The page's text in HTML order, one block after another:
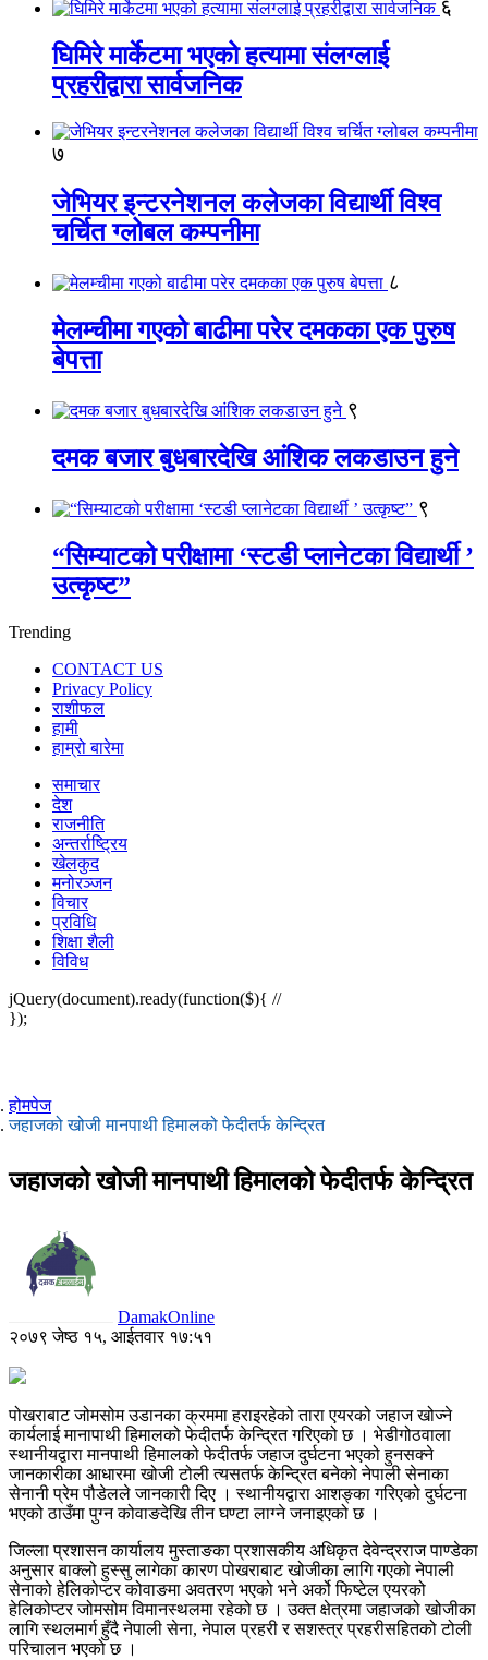
६
घिमिरे मार्केटमा भएको हत्यामा संलग्लाई
प्रहरीद्वारा सार्वजनिक
७
जेभियर इन्टरनेशनल कलेजका विद्यार्थी विश्व
चर्चित ग्लोबल कम्पनीमा
८
मेलम्चीमा गएको बाढीमा परेर दमकका एक पुरुष
बेपत्ता
९
दमक बजार बुधबारदेखि आंशिक लकडाउन हुने
९
“सिम्याटको परीक्षामा ‘स्टडी प्लानेटका विद्यार्थी ’
उत्कृष्ट”
Trending
CONTACT US
Privacy Policy
राशीफल
हामी
हाम्रो बारेमा
समाचार
देश
राजनीति
अन्तर्राष्ट्रिय
खेलकुद
मनोरञ्जन
विचार
प्रविधि
शिक्षा शैली
विविध
jQuery(document).ready(function($){ //
});
होमपेज
जहाजको खोजी मानपाथी हिमालको फेदीतर्फ केन्द्रित
जहाजको खोजी मानपाथी हिमालको फेदीतर्फ केन्द्रित
DamakOnline
२०७९ जेष्ठ १५, आईतवार १७:५१
पोखराबाट जोमसोम उडानका क्रममा हराइरहेको तारा एयरको जहाज खोज्ने
कार्यलाई मानापाथी हिमालको फेदीतर्फ केन्द्रित गरिएको छ । भेडीगोठवाला
स्थानीयद्वारा मानपाथी हिमालको फेदीतर्फ जहाज दुर्घटना भएको हुनसक्ने
जानकारीका आधारमा खोजी टोली त्यसतर्फ केन्द्रित बनेको नेपाली सेनाका
सेनानी प्रेम पौडेलले जानकारी दिए । स्थानीयद्वारा आशङ्का गरिएको दुर्घटना
भएको ठाउँमा पुग्न कोवाङदेखि तीन घण्टा लाग्ने जनाइएको छ ।
जिल्ला प्रशासन कार्यालय मुस्ताङका प्रशासकीय अधिकृत देवेन्द्रराज पाण्डेका
अनुसार बाक्लो हुस्सु लागेका कारण पोखराबाट खोजीका लागि गएको नेपाली
सेनाको हेलिकोप्टर कोवाङमा अवतरण भएको भने अर्को फिष्टेल एयरको
हेलिकोप्टर जोमसोम विमानस्थलमा रहेको छ । उक्त क्षेत्रमा जहाजको खोजीका
लागि स्थलमार्ग हुँदै नेपाली सेना, नेपाल प्रहरी र सशस्त्र प्रहरीसहितको टोली
परिचालन भएको छ ।